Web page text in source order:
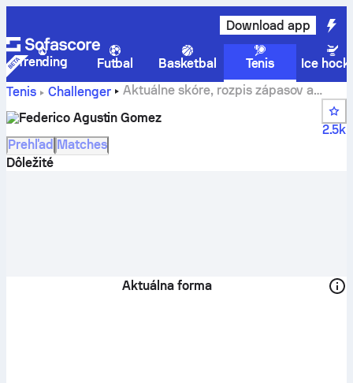
Download app
Trending Futbal Basketbal Tenis
Ice
Tenis
Challenger
Aktuálne skóre, rozpis zápasov a
Federico Agustin Gomez
2.5k
Prehľad Matches
Dôležité
Aktuálna forma